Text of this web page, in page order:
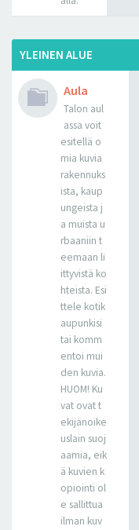
YLEINEN ALUE
Aula
Talon aul
assa voit
esitellä o
mia kuvia
rakennuks
ista, kaup
ungeista j
a muista u
rbaaniin t
eemaan li
ittyvistä ko
hteista. Esi
ttele kotik
aupunkisi
tai komm
entoi mui
den kuvia.
HUOM! Ku
vat ovat t
ekijänoike
uslain suoj
aamia, eik
ä kuvien k
opiointi ol
e sallittua
ilman kuv